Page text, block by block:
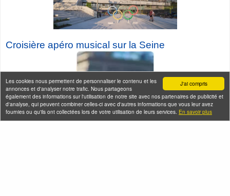
J'ai compris
Les cookies nous permettent de personnaliser le contenu et les
annonces et d'analyser notre trafic. Nous partageons
également des informations sur l'utilisation de notre site avec nos partenaires de publicité et
d'analyse, qui peuvent combiner celles-ci avec d'autres informations que vous leur avez
fournies ou qu'ils ont collectées lors de votre utilisation de leurs services. En savoir plus
Croisière apéro musical sur la Seine